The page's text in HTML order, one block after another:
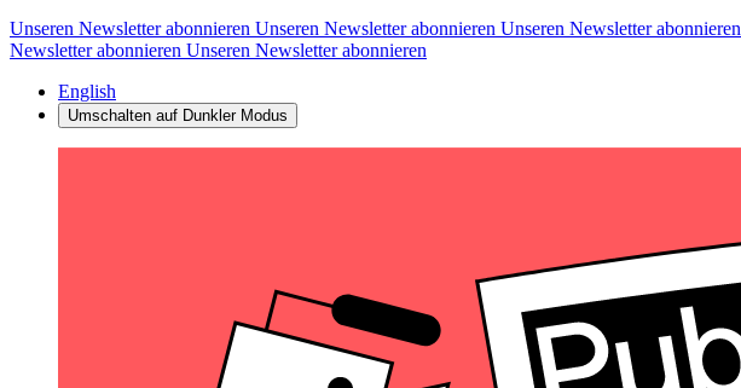
Unseren Newsletter abonnieren Unseren Newsletter abonnieren Unseren Newsletter abonnieren
Newsletter abonnieren Unseren Newsletter abonnieren
English
Umschalten auf DunklerModus